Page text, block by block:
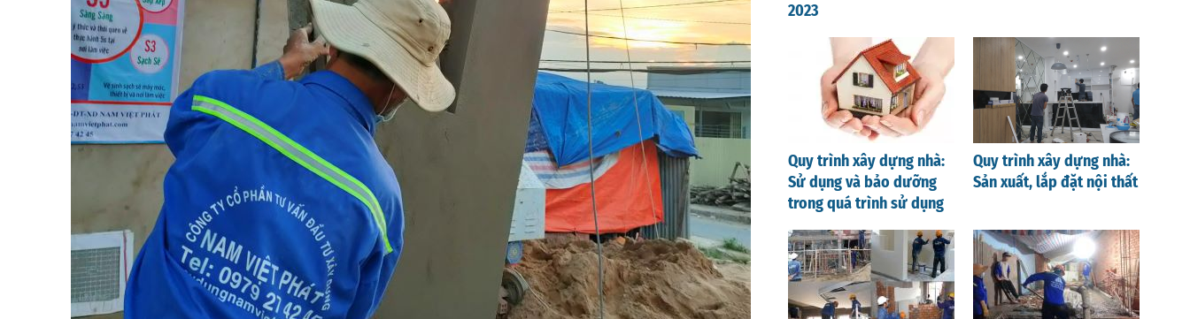
2023
Quy trình xây dựng nhà:
Sử dụng và bảo dưỡng
trong quá trình sử dụng
Quy trình xây dựng nhà:
Sản xuất, lắp đặt nội thất